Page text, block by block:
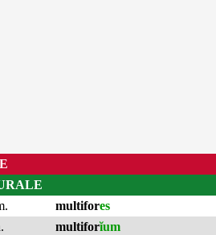
multifores
multiforĭum